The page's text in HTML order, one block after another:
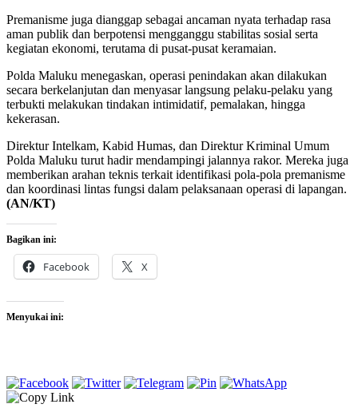
Premanisme juga dianggap sebagai ancaman nyata terhadap rasa
aman publik dan berpotensi mengganggu stabilitas sosial serta
kegiatan ekonomi, terutama di pusat-pusat keramaian.
Polda Maluku menegaskan, operasi penindakan akan dilakukan
secara berkelanjutan dan menyasar langsung pelaku-pelaku yang
terbukti melakukan tindakan intimidatif, pemalakan, hingga
kekerasan.
Direktur Intelkam, Kabid Humas, dan Direktur Kriminal Umum
Polda Maluku turut hadir mendampingi jalannya rakor. Mereka juga
memberikan arahan teknis terkait identifikasi pola-pola premanisme
dan koordinasi lintas fungsi dalam pelaksanaan operasi di lapangan.
(AN/KT)
Bagikan ini:
Facebook X
Menyukai ini: